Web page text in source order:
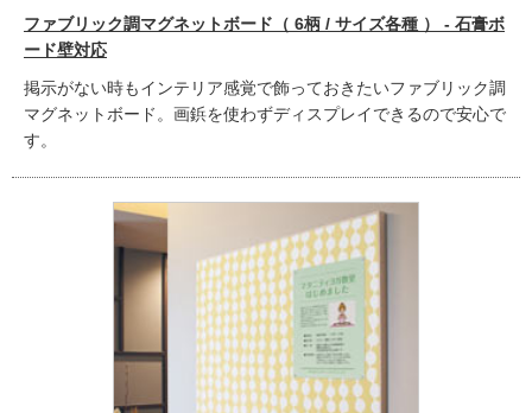
ファブリック調マグネットボード（ 6柄 / サイズ各種 ） - 石膏ボ
ード壁対応
掲示がない時もインテリア感覚で飾っておきたいファブリック調
マグネットボード。画鋲を使わずディスプレイできるので安心で
す。